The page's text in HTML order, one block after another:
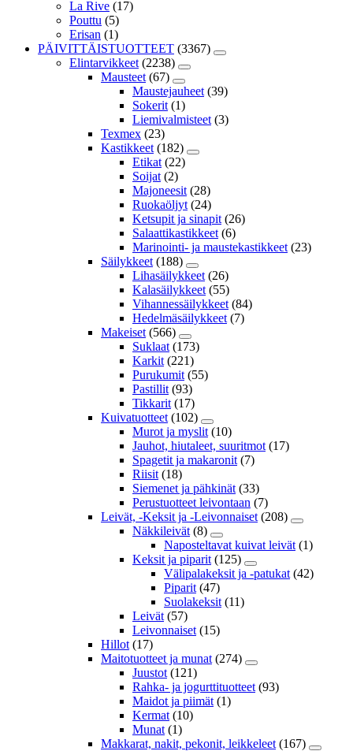
La Rive (17)
Pouttu (5)
Erisan (1)
PÄIVITTÄISTUOTTEET (3367)
Elintarvikkeet (2238)
Mausteet (67)
Maustejauheet (39)
Sokerit (1)
Liemivalmisteet (3)
Texmex (23)
Kastikkeet (182)
Etikat (22)
Soijat (2)
Majoneesit (28)
Ruokaöljyt (24)
Ketsupit ja sinapit (26)
Salaattikastikkeet (6)
Marinointi- ja maustekastikkeet (23)
Säilykkeet (188)
Lihasäilykkeet (26)
Kalasäilykkeet (55)
Vihannessäilykkeet (84)
Hedelmäsäilykkeet (7)
Makeiset (566)
Suklaat (173)
Karkit (221)
Purukumit (55)
Pastillit (93)
Tikkarit (17)
Kuivatuotteet (102)
Murot ja myslit (10)
Jauhot, hiutaleet, suuritmot (17)
Spagetit ja makaronit (7)
Riisit (18)
Siemenet ja pähkinät (33)
Perustuotteet leivontaan (7)
Leivät, -Keksit ja -Leivonnaiset (208)
Näkkileivät (8)
Naposteltavat kuivat leivät (1)
Keksit ja piparit (125)
Välipalakeksit ja -patukat (42)
Piparit (47)
Suolakeksit (11)
Leivät (57)
Leivonnaiset (15)
Hillot (17)
Maitotuotteet ja munat (274)
Juustot (121)
Rahka- ja jogurttituotteet (93)
Maidot ja piimät (1)
Kermat (10)
Munat (1)
Makkarat, nakit, pekonit, leikkeleet (167)